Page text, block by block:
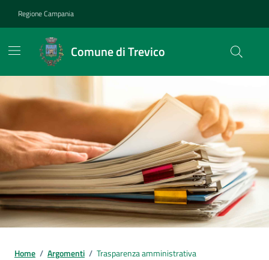
Regione Campania
Comune di Trevico
Home / Argomenti / Trasparenza amministrativa